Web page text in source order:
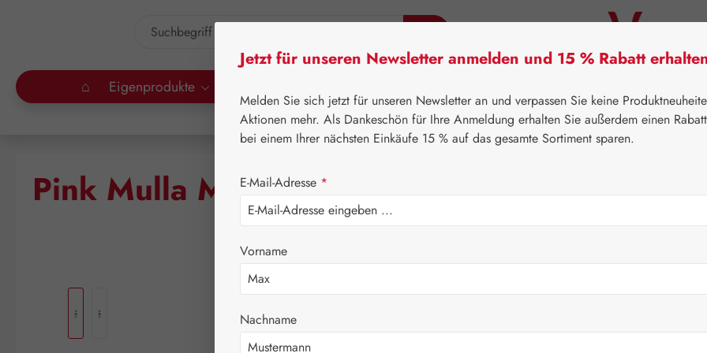
⌂ Eigenprodukte
⌂ Leitner Lifecare Blütenessenzen Australian Bush Flowers
Pink Mulla Mulla Tropfen
Regulärer
18,00
Inhalt:0.015
Jetzt für unseren Newsletter anmelden und 15 % Rabatt
Melden Sie sich jetzt für unseren Newsletter an und verpassen Sie keine
Aktionen mehr. Als Dankeschön für Ihre Anmeldung erhalten Sie außerdem einen
bei einem Ihrer nächsten Einkäufe 15 % auf das gesamte Sortiment sparen.
E-Mail-Adresse *
Vorname
Nachname